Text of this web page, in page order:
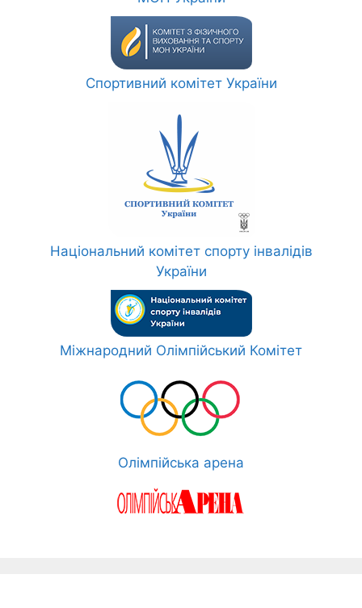
Спортивний комітет України
Національний комітет спорту інвалідів
України
Міжнародний Олімпійський Комітет
Олімпійська арена